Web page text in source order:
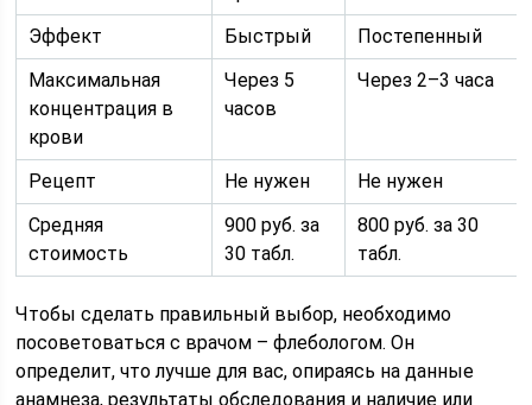
Эффект Быстрый
Постепенный
Максимальная
концентрация в
крови
Через 5
часов
Через 2–3 часа
Рецепт Не нужен
Не нужен
Средняя
стоимость
900 руб. за
30 табл.
800 руб. за 30
табл.
Чтобы сделать правильный выбор, необходимо
посоветоваться с врачом – флебологом. Он
определит, что лучше для вас, опираясь на данные
анамнеза, результаты обследования и наличие или